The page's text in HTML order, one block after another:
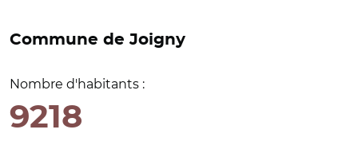
Commune de Joigny
Nombre d'habitants :
9218